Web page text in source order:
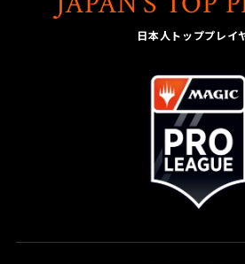
日本人トッププレイ